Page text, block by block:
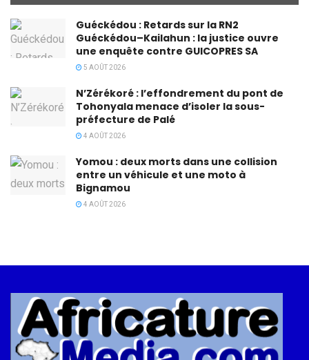
Guéckédou : Retards sur la RN2
Guéckédou–Kailahun : la justice ouvre
une enquête contre GUICOPRES SA
5 AOÛT 2026
N’Zérékoré : l’effondrement du pont de
Tohonyala menace d’isoler la sous-
préfecture de Palé
4 AOÛT 2026
Yomou : deux morts dans une collision
entre un véhicule et une moto à
Bignamou
4 AOÛT 2026